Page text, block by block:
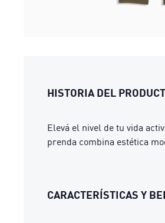
HISTORIA DEL
Elevá el nivel de tu vida
prenda combina estética
CARACTERÍSTICAS Y